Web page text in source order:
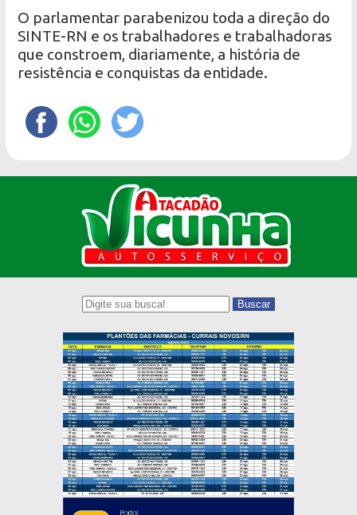
O parlamentar parabenizou toda a direção do
SINTE-RN e os trabalhadores e trabalhadoras
que constroem, diariamente, a história de
resistência e conquistas da entidade.
Buscar